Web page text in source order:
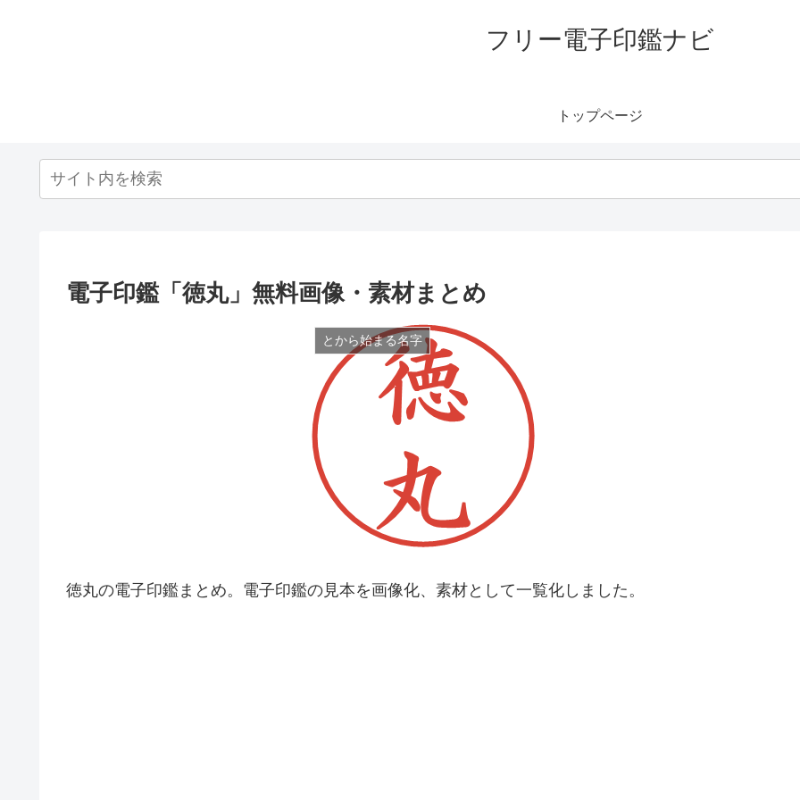
フリー電子印鑑ナビ
トップページ
電子印鑑「徳丸」無料画像・素材まとめ
とから始まる名字
徳丸の電子印鑑まとめ。電子印鑑の見本を画像化、素材として一覧化しました。